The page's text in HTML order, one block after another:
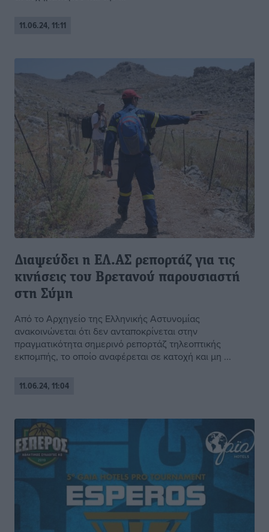
11.06.24, 11:11
Διαψεύδει η ΕΛ.ΑΣ ρεπορτάζ για τις
κινήσεις του Βρετανού παρουσιαστή
στη Σύμη
Από το Αρχηγείο της Ελληνικής Αστυνομίας
ανακοινώνεται ότι δεν ανταποκρίνεται στην
πραγματικότητα σημερινό ρεπορτάζ τηλεοπτικής
εκπομπής, το οποίο αναφέρεται σε κατοχή και μη ...
11.06.24, 11:04